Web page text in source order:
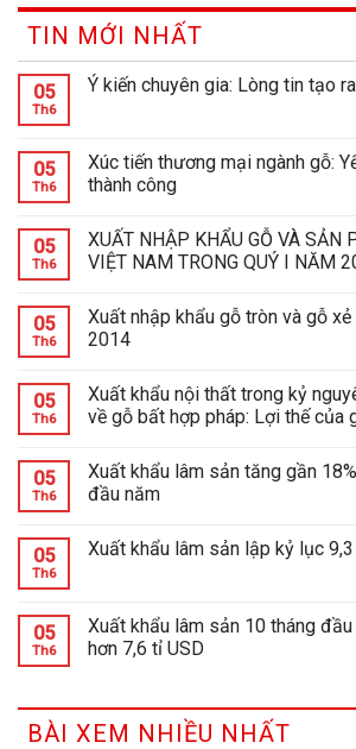
TIN MỚI NHẤT
05
Th6
Ý kiến chuyên gia: Lòng tin tạo
05
Th6
Xúc tiến thương mại ngành gỗ:
thành công
05
Th6
XUẤT NHẬP KHẨU GỖ VÀ SẢN
VIỆT NAM TRONG QUÝ I NĂM
05
Th6
Xuất nhập khẩu gỗ tròn và gỗ
2014
05
Th6
Xuất khẩu nội thất trong kỷ
về gỗ bất hợp pháp: Lợi thế của
05
Th6
Xuất khẩu lâm sản tăng gần
đầu năm
05
Th6
Xuất khẩu lâm sản lập kỷ lục
05
Th6
Xuất khẩu lâm sản 10 tháng
hơn 7,6 tỉ USD
BÀI XEM NHIỀU NHẤT